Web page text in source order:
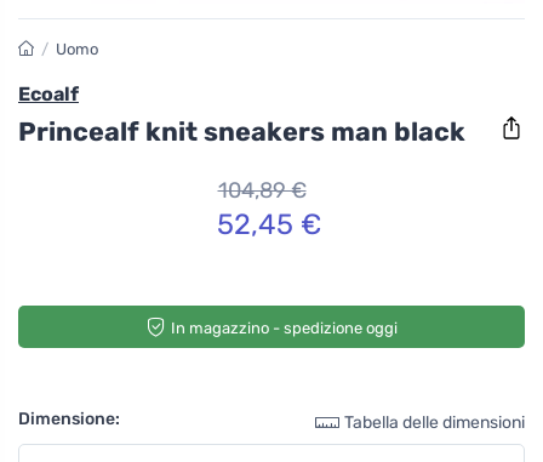
/ Uomo
Ecoalf
Princealf knit sneakers man black
104,89 €
52,45 €
In magazzino - spedizione oggi
Dimensione: Tabella delle dimensioni